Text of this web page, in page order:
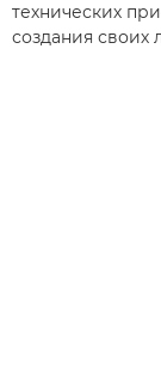
технических
создания